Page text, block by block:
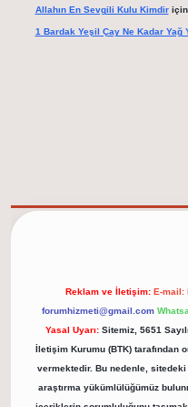
Allahın En Sevgili Kulu Kimdiriçin
1 Bardak Yeşil Çay Ne Kadar Yağ
Reklam ve İletişim: E-mail:
forumhizmeti@gmail.com
Yasal Uyarı: Sitemiz, 5651
İletişim Kurumu (BTK) tarafından
vermektedir. Bu nedenle,
araştırma yükümlülüğümüz